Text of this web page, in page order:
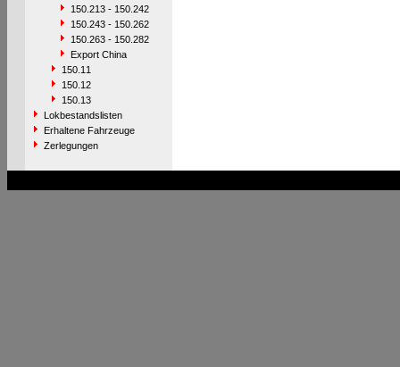
150.213 - 150.242
150.243 - 150.262
150.263 - 150.282
Export China
150.11
150.12
150.13
Lokbestandslisten
Erhaltene Fahrzeuge
Zerlegungen